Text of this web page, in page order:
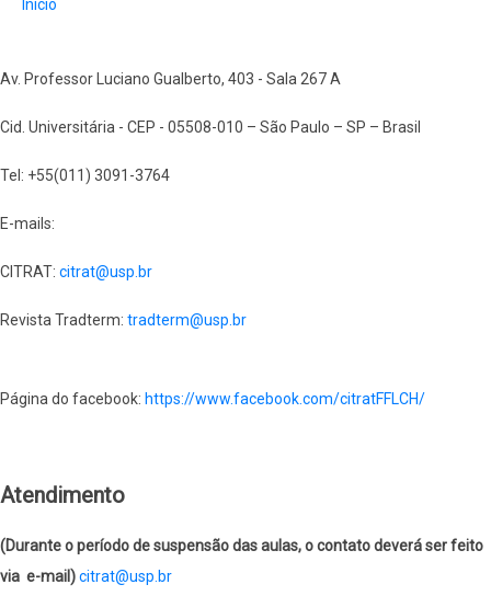
Início
Av. Professor Luciano Gualberto, 403 - Sala 267 A
Cid. Universitária - CEP - 05508-010 – São Paulo – SP – Brasil
Tel: +55(011) 3091-3764
E-mails:
CITRAT: citrat@usp.br
Revista Tradterm: tradterm@usp.br
Página do facebook: https://www.facebook.com/citratFFLCH/
Atendimento
(Durante o período de suspensão das aulas, o contato deverá ser feito
via e-mail)citrat@usp.br